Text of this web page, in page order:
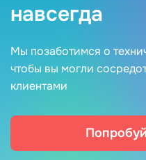
навсегда
Мы позаботимся о
чтобы вы могли
клиентами